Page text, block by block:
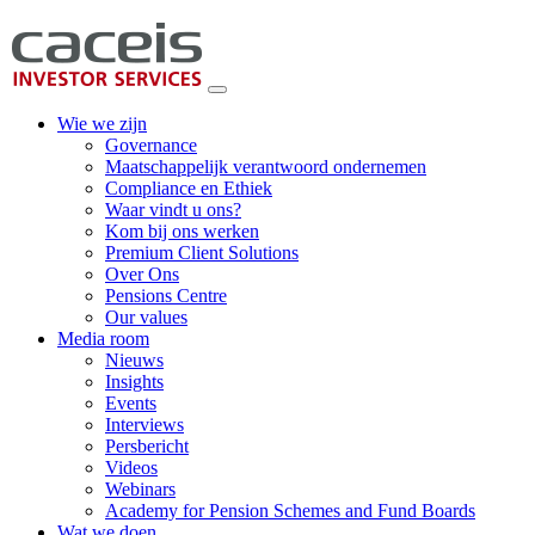
Wie we zijn
Governance
Maatschappelijk verantwoord ondernemen
Compliance en Ethiek
Waar vindt u ons?
Kom bij ons werken
Premium Client Solutions
Over Ons
Pensions Centre
Our values
Media room
Nieuws
Insights
Events
Interviews
Persbericht
Videos
Webinars
Academy for Pension Schemes and Fund Boards